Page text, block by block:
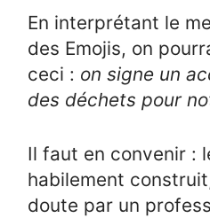
En interprétant le
des Emojis, on
ceci : on signe un
des déchets pour
Il faut en convenir :
habilement
doute par un